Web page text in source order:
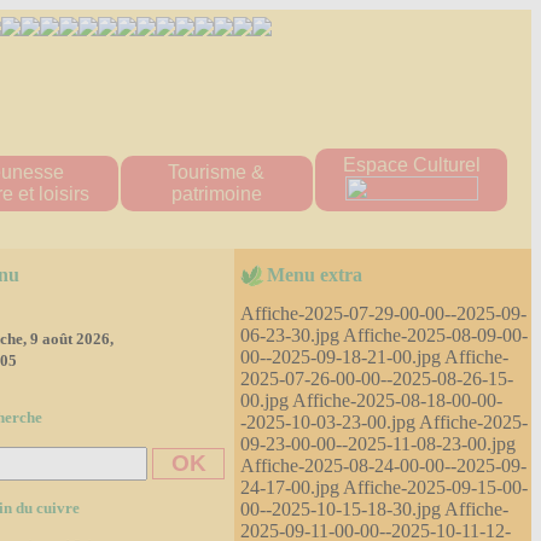
et loisirs
Scolaire
d'accueil
2024-2025
Tourisme &
patrimoine
patrimoine bâti
Hébergement
Espace Culturel
9 août 2026,
du cuivre
Menu extra
Affiche-2025-07-29-00-00--2025-09-
06-23-30.jpg Affiche-2025-08-09-00-
00--2025-09-18-21-00.jpg Affiche-
2025-07-26-00-00--2025-08-26-15-
00.jpg Affiche-2025-08-18-00-00-
-2025-10-03-23-00.jpg Affiche-2025-
09-23-00-00--2025-11-08-23-00.jpg
Affiche-2025-08-24-00-00--2025-09-
24-17-00.jpg Affiche-2025-09-15-00-
00--2025-10-15-18-30.jpg Affiche-
2025-09-11-00-00--2025-10-11-12-